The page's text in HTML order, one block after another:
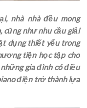
nhà nhà đều mong
cũng như nhu cầu giải
dụng thiết yếu trong
tiện học tập cho
gia đình có điều
điện trở thành lựa